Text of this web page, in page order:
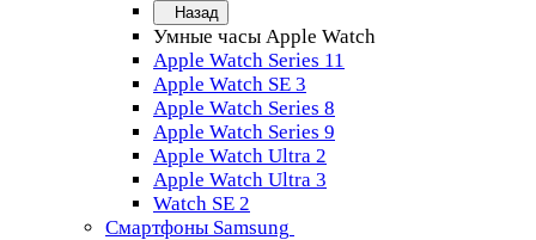
Назад
Умные часы Apple Watch
Apple Watch Series 11
Apple Watch SE 3
Apple Watch Series 8
Apple Watch Series 9
Apple Watch Ultra 2
Apple Watch Ultra 3
Watch SE 2
Смартфоны Samsung